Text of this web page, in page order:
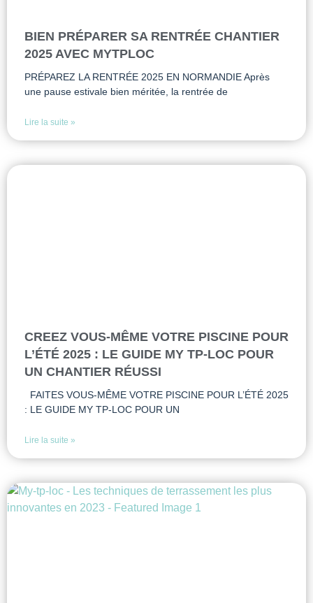
BIEN PRÉPARER SA RENTRÉE CHANTIER
2025 AVEC MYTPLOC
PRÉPAREZ LA RENTRÉE 2025 EN NORMANDIE Après
une pause estivale bien méritée, la rentrée de
Lire la suite »
CREEZ VOUS-MÊME VOTRE PISCINE POUR
L’ÉTÉ 2025 : LE GUIDE MY TP-LOC POUR
UN CHANTIER RÉUSSI
FAITES VOUS-MÊME VOTRE PISCINE POUR L’ÉTÉ 2025
: LE GUIDE MY TP-LOC POUR UN
Lire la suite »